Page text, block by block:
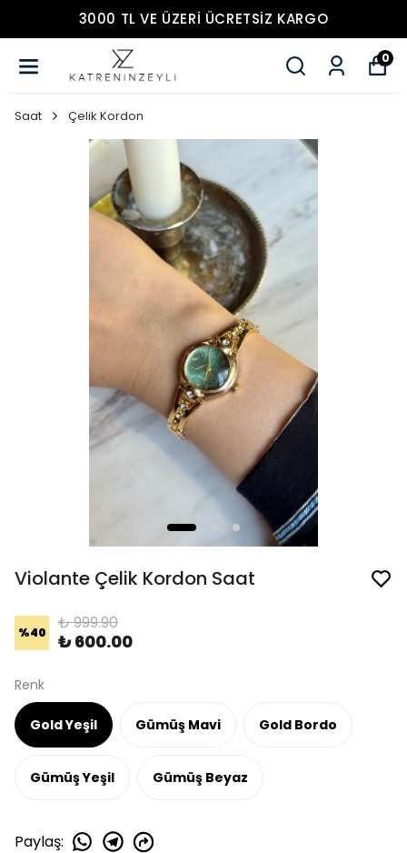
3000 TL VE ÜZERİ ÜCRETSİZ KARGO
0
Saat Çelik Kordon
Violante Çelik Kordon Saat
%40 ₺ 999.90
₺ 600.00
Renk
Gold Yeşil Gümüş Mavi Gold Bordo
Gümüş Yeşil Gümüş Beyaz
Paylaş: